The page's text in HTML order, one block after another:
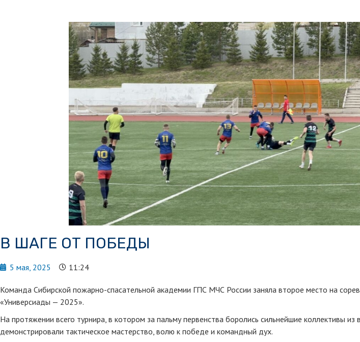
В ШАГЕ ОТ ПОБЕДЫ
5 мая, 2025 11:24
Команда Сибирской пожарно-спасательной академии ГПС МЧС России заняла второе место на
«Универсиады — 2025».
На протяжении всего турнира, в котором за пальму первенства боролись сильнейшие коллективы из
демонстрировали тактическое мастерство, волю к победе и командный дух.